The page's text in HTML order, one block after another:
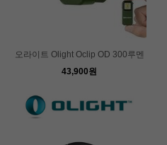
오라이트 Olight Oclip OD 300루멘
43,900원